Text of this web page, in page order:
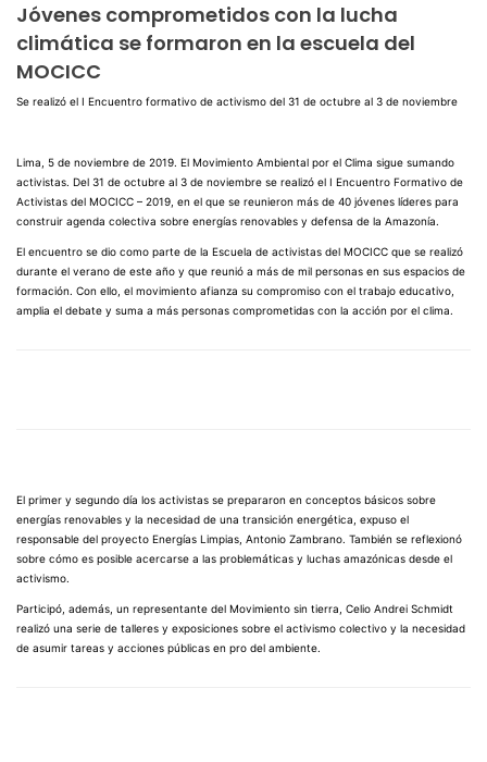
Jóvenes comprometidos con la lucha
climática se formaron en la escuela del
MOCICC
Se realizó el I Encuentro formativo de activismo del 31 de octubre al 3 de noviembre
Lima, 5 de noviembre de 2019. El Movimiento Ambiental por el Clima sigue sumando
activistas. Del 31 de octubre al 3 de noviembre se realizó el I Encuentro Formativo de
Activistas del MOCICC – 2019, en el que se reunieron más de 40 jóvenes líderes para
construir agenda colectiva sobre energías renovables y defensa de la Amazonía.
El encuentro se dio como parte de la Escuela de activistas del MOCICC que se realizó
durante el verano de este año y que reunió a más de mil personas en sus espacios de
formación. Con ello, el movimiento afianza su compromiso con el trabajo educativo,
amplia el debate y suma a más personas comprometidas con la acción por el clima.
El primer y segundo día los activistas se prepararon en conceptos básicos sobre
energías renovables y la necesidad de una transición energética, expuso el
responsable del proyecto Energías Limpias, Antonio Zambrano. También se reflexionó
sobre cómo es posible acercarse a las problemáticas y luchas amazónicas desde el
activismo.
Participó, además, un representante del Movimiento sin tierra, Celio Andrei Schmidt
realizó una serie de talleres y exposiciones sobre el activismo colectivo y la necesidad
de asumir tareas y acciones públicas en pro del ambiente.